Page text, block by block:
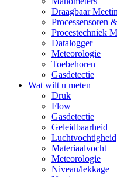
Draagbaar
Processensoren
Procestechniek
Datalogger
Meteorologie
Toebehoren
Gasdetectie
Wat wilt u meten
Druk
Flow
Gasdetectie
Geleidbaarheid
Luchtvochtigheid
Materiaalvocht
Meteorologie
Niveau/lekkage